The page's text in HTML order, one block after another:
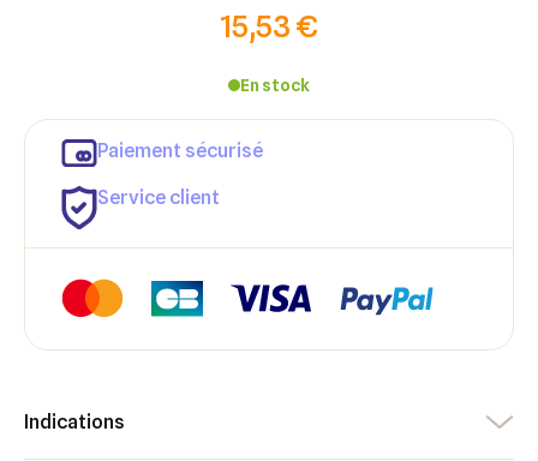
15,53 €
En stock
Paiement sécurisé
Service client
Indications
Créer une liste d'envies ×
Connexion ×